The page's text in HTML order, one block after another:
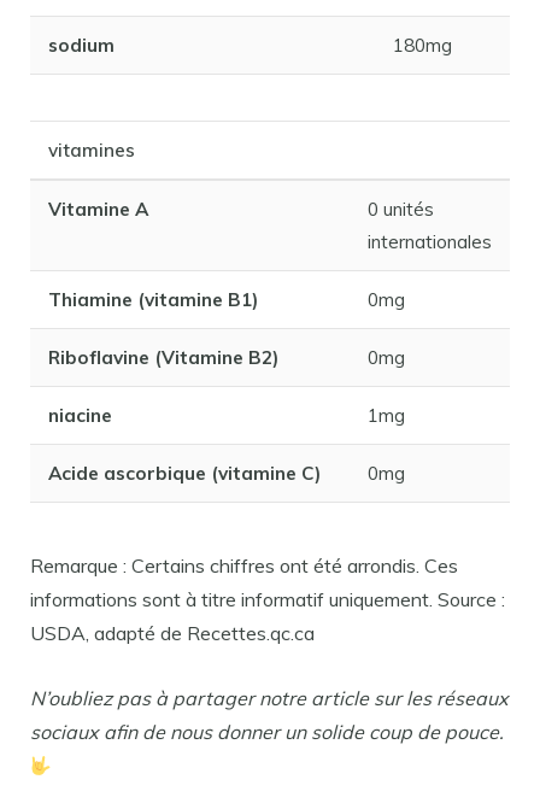
sodium 180mg
vitamines
Vitamine A
0 unités
internationales
Thiamine (vitamine B1) 0mg
Riboflavine (Vitamine B2) 0mg
niacine 1mg
Acide ascorbique (vitamine C) 0mg
Remarque : Certains chiffres ont été arrondis. Ces
informations sont à titre informatif uniquement. Source :
USDA, adapté de Recettes.qc.ca
N’oubliez pas à partager notre article sur les réseaux
sociaux afin de nous donner un solide coup de pouce.